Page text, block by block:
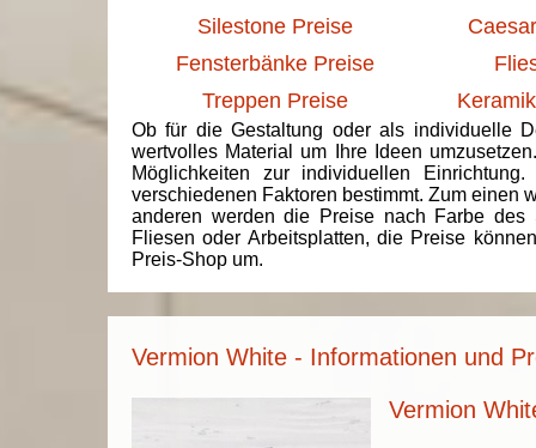
Silestone Preise
Fensterbänke Preise
Treppen Preise
Ob für die Gestaltung oder als individuelle
wertvolles Material um Ihre Ideen
Möglichkeiten zur individuellen
verschiedenen Faktoren bestimmt. Zum einen
anderen werden die Preise nach Farbe des
Fliesen oder Arbeitsplatten, die Preise
Preis-Shop um.
Vermion White - Informationen und
Vermion